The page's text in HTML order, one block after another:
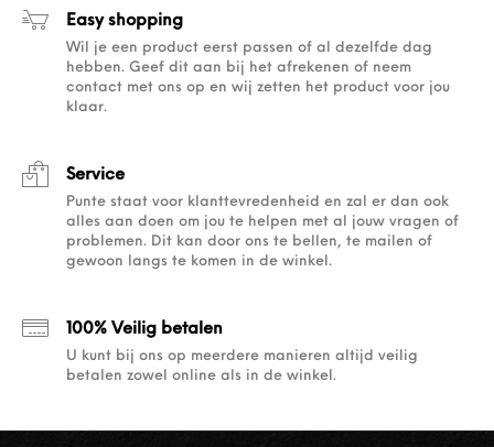
Easy shopping
Wil je een product eerst passen of al dezelfde dag
hebben. Geef dit aan bij het afrekenen of neem
contact met ons op en wij zetten het product voor jou
klaar.
Service
Punte staat voor klanttevredenheid en zal er dan ook
alles aan doen om jou te helpen met al jouw vragen of
problemen. Dit kan door ons te bellen, te mailen of
gewoon langs te komen in de winkel.
100% Veilig betalen
U kunt bij ons op meerdere manieren altijd veilig
betalen zowel online als in de winkel.